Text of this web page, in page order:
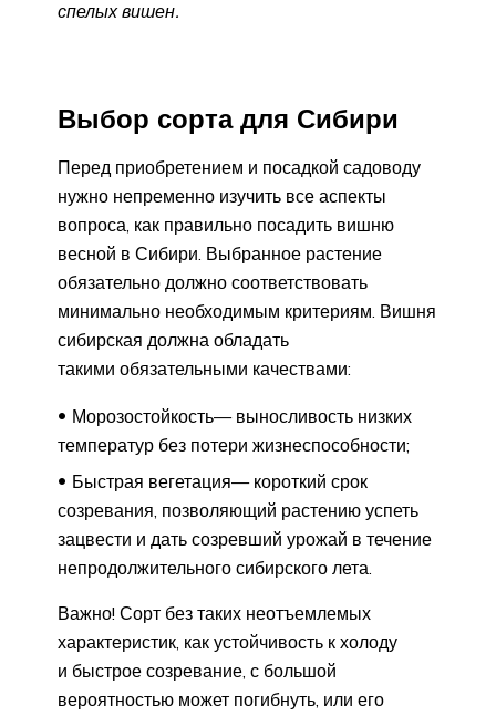
спелых вишен.
Выбор сорта для Сибири
Перед приобретением и посадкой садоводу
нужно непременно изучить все аспекты
вопроса, как правильно посадить вишню
весной в Сибири. Выбранное растение
обязательно должно соответствовать
минимально необходимым критериям. Вишня
сибирская должна обладать
такими обязательными качествами:
Морозостойкость— выносливость низких
температур без потери жизнеспособности;
Быстрая вегетация— короткий срок
созревания, позволяющий растению успеть
зацвести и дать созревший урожай в течение
непродолжительного сибирского лета.
Важно! Сорт без таких неотъемлемых
характеристик, как устойчивость к холоду
и быстрое созревание, с большой
вероятностью может погибнуть, или его